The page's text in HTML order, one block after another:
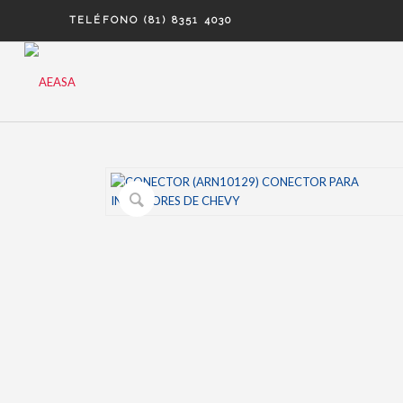
TELÉFONO (81) 8351 4030